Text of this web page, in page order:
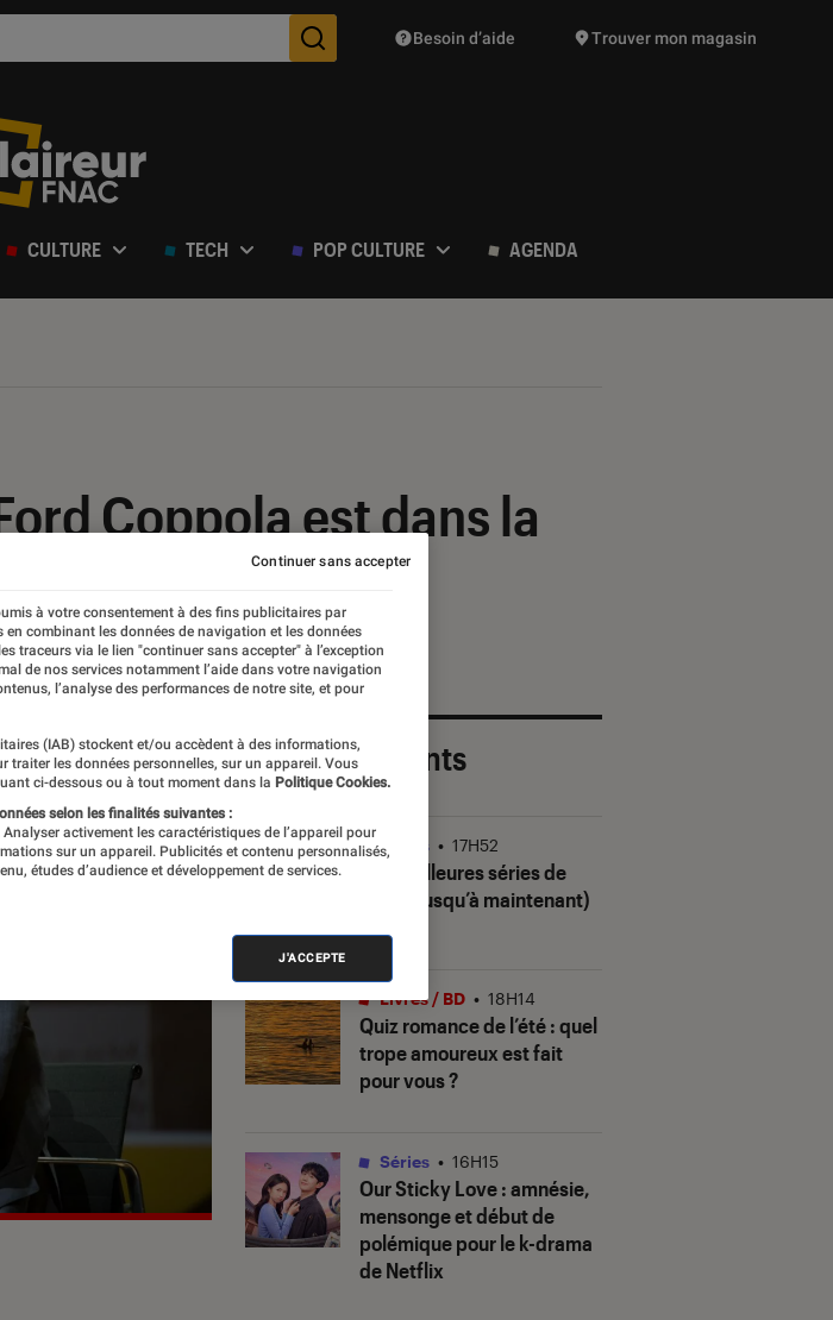
Des suggestions de produits vont vous être proposées
Besoin d’aide Trouver mon magasin
CULTURE TECH POP CULTURE AGENDA
Coppola est dans la
Les plus récents
Les meilleures séries de
2026 (jusqu’à maintenant)
Séries • 17H52
Quiz romance de l’été : quel
trope amoureux est fait
pour vous ?
Livres / BD • 18H14
Our Sticky Love: amnésie,
mensonge et début de
polémique pour le k-drama
de Netflix
Séries • 16H15
à votre consentement à des fins publicitaires par
combinant les données de navigation et les données
traceurs via le lien "continuer sans accepter" à l’exception
de nos services notamment l’aide dans votre navigation
l’analyse des performances de notre site, et pour
(IAB) stockent et/ou accèdent à des informations,
traiter les données personnelles, sur un appareil. Vous
ci-dessous ou à tout moment dans la Politique Cookies.
selon les finalités suivantes :
activement les caractéristiques de l’appareil pour
sur un appareil. Publicités et contenu personnalisés,
études d’audience et développement de services.
J'ACCEPTE
Continuer sans accepter